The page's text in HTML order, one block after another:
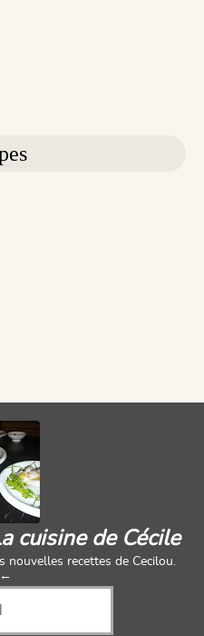
cuisine de Cécile
nouvelles recettes de Cecilou.